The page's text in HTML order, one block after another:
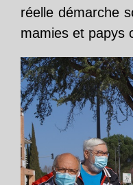
réelle démarche
mamies et papys